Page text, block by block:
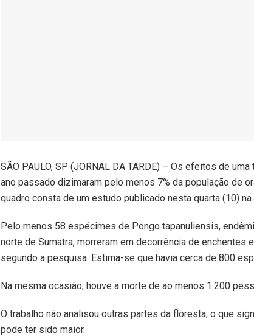
SÃO PAULO, SP (JORNAL DA TARDE) – Os efeitos de
ano passado dizimaram pelo menos 7% da população de
quadro consta de um estudo publicado nesta quarta (10)
Pelo menos 58 espécimes de Pongo tapanuliensis,
norte de Sumatra, morreram em decorrência de
segundo a pesquisa. Estima-se que havia cerca de 800
Na mesma ocasião, houve a morte de ao menos 1.200
O trabalho não analisou outras partes da floresta, o que
pode ter sido maior.